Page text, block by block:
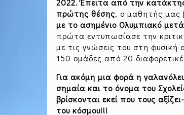
2022. Έπειτα από την
πρώτης θέσης, ο μαθητής μας
με το ασημένιο Ολυμπιακό
πρώτα εντυπωσίασε την
με τις γνώσεις του στη φυσική
150 ομάδες από 20
Για ακόμη μια φορά η
σημαία και το όνομα του
βρίσκονται εκεί που τους
του κόσμου!!!